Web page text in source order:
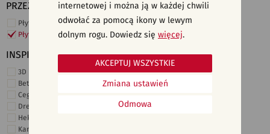
PRZEZNACZENIE
Płytki ścienne
Płytki podłogowe
INSPIRACJE
3D i struktury
Beton
Cegiełki
Drewno
Heksagonalne
Kamień
internetowej i można ją w każdej chwili
odwołać za pomocą ikony w lewym
dolnym rogu. Dowiedz się więcej.
Odmowa
Zmiana ustawień
AKCEPTUJ WSZYSTKIE